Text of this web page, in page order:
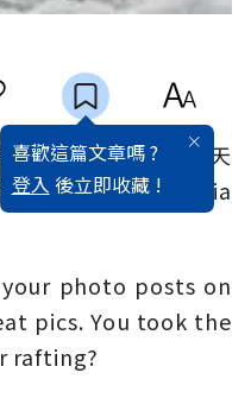
喜歡這篇文章嗎 ?
登入 後立即收藏 !
灣分公司的Eric昨天
公室外籍同事Cynthia
photo posts on
pics. You took the
rafting?